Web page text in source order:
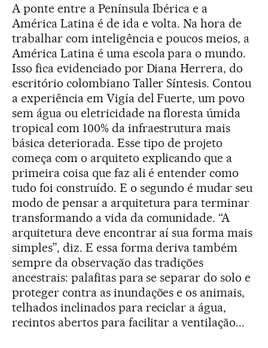
A ponte entre a Península Ibérica e a
América Latina é de ida e volta. Na hora de
trabalhar com inteligência e poucos meios, a
América Latina é uma escola para o mundo.
Isso fica evidenciado por Diana Herrera, do
escritório colombiano Taller Síntesis. Contou
a experiência em Vigía del Fuerte, um povo
sem água ou eletricidade na floresta úmida
tropical com 100% da infraestrutura mais
básica deteriorada. Esse tipo de projeto
começa com o arquiteto explicando que a
primeira coisa que faz ali é entender como
tudo foi construído. E o segundo é mudar seu
modo de pensar a arquitetura para terminar
transformando a vida da comunidade. “A
arquitetura deve encontrar aí sua forma mais
simples”, diz. E essa forma deriva também
sempre da observação das tradições
ancestrais: palafitas para se separar do solo e
proteger contra as inundações e os animais,
telhados inclinados para reciclar a água,
recintos abertos para facilitar a ventilação...